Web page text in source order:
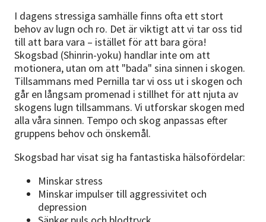
I dagens stressiga samhälle finns ofta ett stort
behov av lugn och ro. Det är viktigt att vi tar oss tid
till att bara vara – istället för att bara göra!
Skogsbad (Shinrin-yoku) handlar inte om att
motionera, utan om att "bada" sina sinnen i skogen.
Tillsammans med Pernilla tar vi oss ut i skogen och
går en långsam promenad i stillhet för att njuta av
skogens lugn tillsammans. Vi utforskar skogen med
alla våra sinnen. Tempo och skog anpassas efter
gruppens behov och önskemål.
Skogsbad har visat sig ha fantastiska hälsofördelar:
Minskar stress
Minskar impulser till aggressivitet och
depression